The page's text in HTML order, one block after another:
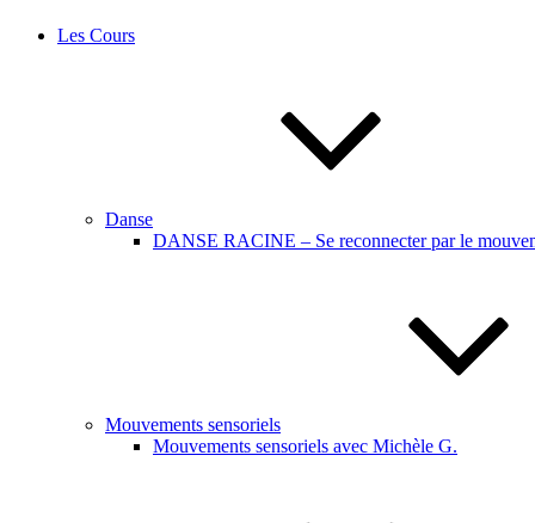
Les Cours
Danse
DANSE RACINE – Se reconnecter par le
Mouvements sensoriels
Mouvements sensoriels avec Michèle G.